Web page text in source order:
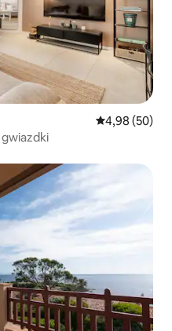
Średnia
4,98 (50)
gości